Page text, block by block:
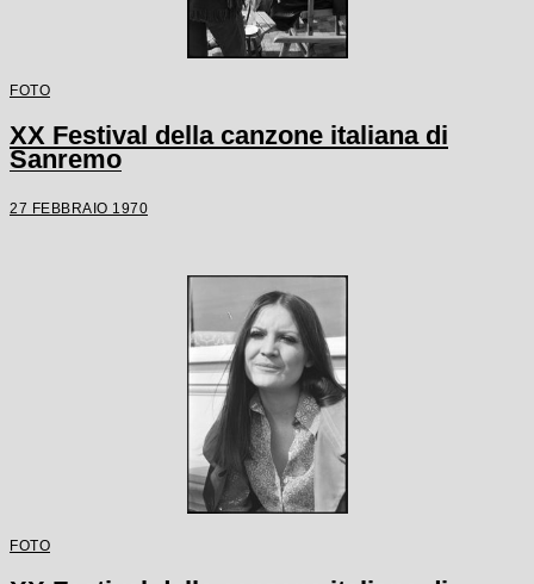
FOTO
XX Festival della canzone italiana di
Sanremo
27 FEBBRAIO 1970
FOTO